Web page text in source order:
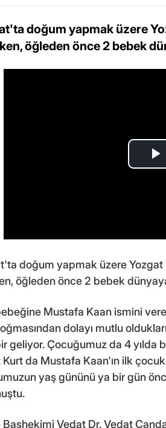
doğum yapmak üzere
öğleden önce 2 bebek
doğum yapmak üzere
öğleden önce 2 bebek
Mustafa Kaan ismini
dolayı mutlu
geliyor. Çocuğumuz da 4
da Mustafa Kaan'ın ilk
yaş gününü ya bir gün
Başhekimi Vedat Dr. Vedat